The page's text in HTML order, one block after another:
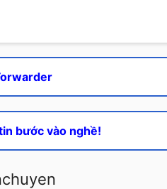
bước vào nghề!